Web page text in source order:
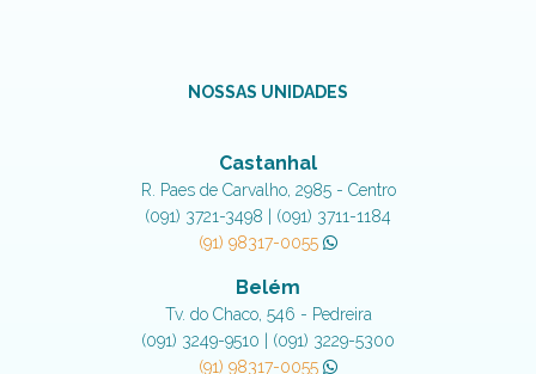
NOSSAS UNIDADES
Castanhal
R. Paes de Carvalho, 2985 - Centro
(091) 3721-3498 | (091) 3711-1184
(91) 98317-0055
Belém
Tv. do Chaco, 546 - Pedreira
(091) 3249-9510 | (091) 3229-5300
(91) 98317-0055